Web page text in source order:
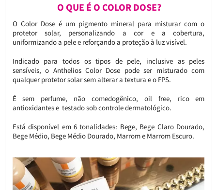
O QUE É O COLOR DOSE?
O Color Dose é um pigmento mineral para misturar com o
protetor solar, personalizando a cor e a cobertura,
uniformizando a pele e reforçando a proteção à luz visível.
Indicado para todos os tipos de pele, inclusive as peles
sensíveis, o Anthelios Color Dose pode ser misturado com
qualquer protetor solar sem alterar a textura e o FPS.
É sem perfume, não comedogênico, oil free, rico em
antioxidantes e testado sob controle dermatológico.
Está disponível em 6 tonalidades: Bege, Bege Claro Dourado,
Bege Médio, Bege Médio Dourado, Marrom e Marrom Escuro.